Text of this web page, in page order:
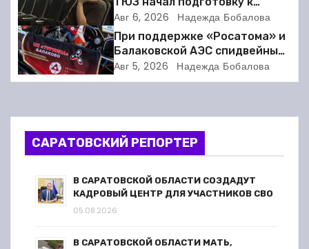
и
я
п
о
новому театральному сезону
Авг 6, 2026 Надежда Бобалова
При поддержке «Росатома» и
Балаковской АЭС спидвейный
клуб «Турбина» обновил
материально-техническую
Авг 5, 2026 Надежда Бобалова
САРАТОВСКИЙ РЕПОРТЕР
В САРАТОВСКОЙ ОБЛАСТИ СОЗДАДУТ
КАДРОВЫЙ ЦЕНТР ДЛЯ УЧАСТНИКОВ СВО
05.08.2026
В САРАТОВСКОЙ ОБЛАСТИ МАТЬ,